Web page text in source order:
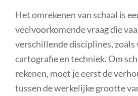
Het omrekenen van schaal is
veelvoorkomende vraag die
verschillende disciplines, zoals
cartografie en techniek. Om
rekenen, moet je eerst de
tussen de werkelijke grootte